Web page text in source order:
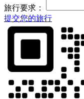
旅行要求：
提交您的旅行